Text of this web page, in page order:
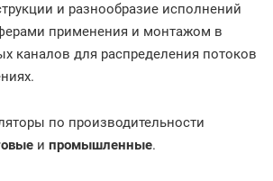
и разнообразие исполнений
применения и монтажом в
каналов для распределения потоков
по производительности
и промышленные.